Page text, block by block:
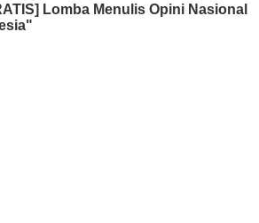
Lomba Menulis Opini Nasional